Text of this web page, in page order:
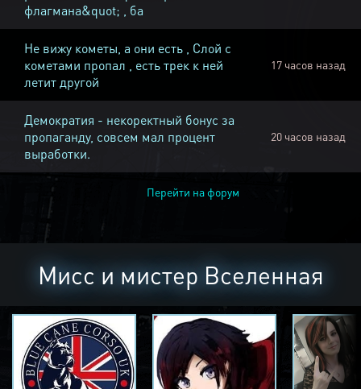
флагмана&quot; , ба
Не вижу кометы, а они есть , Слой с
кометами пропал , есть трек к ней
летит другой
17 часов назад
Демократия - некоректный бонус за
пропаганду, совсем мал процент
выработки.
20 часов назад
Перейти на форум
Мисс и мистер Вселенная